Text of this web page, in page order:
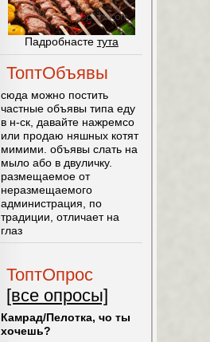
Падробнасте тута
ТоптОбъявы
сюда можно постить
частные объявы типа еду
в н-ск, давайте нажремсо
или продаю няшных котят
мимими. объявы слать на
мыло або в двуличку.
размещаемое от
неразмещаемого
администрация, по
традиции, отличает на
глаз
ТоптОпрос
[все опросы]
Камрад/Пелотка, чо ты
хочешь?